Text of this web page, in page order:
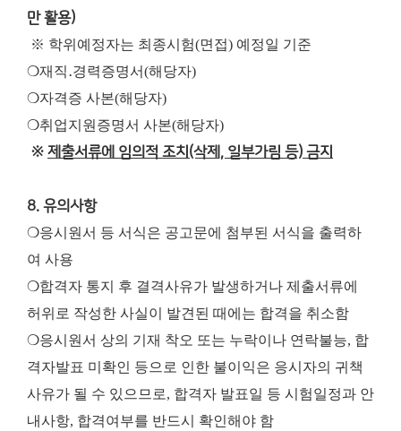
만 활용)
※ 학위예정자는 최종시험(면접) 예정일 기준
❍재직․경력증명서(해당자)
❍자격증 사본(해당자)
❍취업지원증명서 사본(해당자)
※ 제출서류에 임의적 조치(삭제, 일부가림 등) 금지
8. 유의사항
❍응시원서 등 서식은 공고문에 첨부된 서식을 출력하
여 사용
❍합격자 통지 후 결격사유가 발생하거나 제출서류에
허위로 작성한 사실이 발견된 때에는 합격을 취소함
❍응시원서 상의 기재 착오 또는 누락이나 연락불능, 합
격자발표 미확인 등으로 인한 불이익은 응시자의 귀책
사유가 될 수 있으므로, 합격자 발표일 등 시험일정과 안
내사항, 합격여부를 반드시 확인해야 함